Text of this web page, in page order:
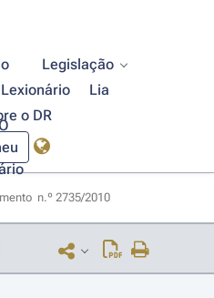
Legislação
Lexionário
Lia
o DR
n.º 2735/2010